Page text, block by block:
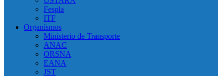
Fespla
ITF
Organísmos
Ministerio de Transporte
ANAC
ORSNA
EANA
JST